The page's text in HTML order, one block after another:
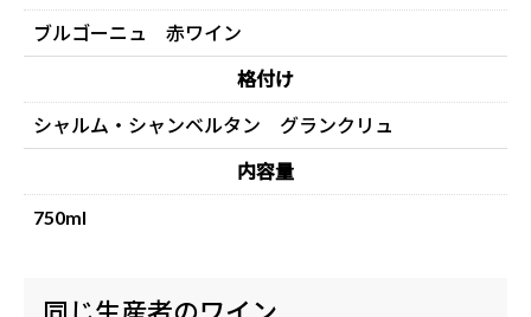
ブルゴーニュ 赤ワイン
格付け
シャルム・シャンベルタン グランクリュ
内容量
750ml